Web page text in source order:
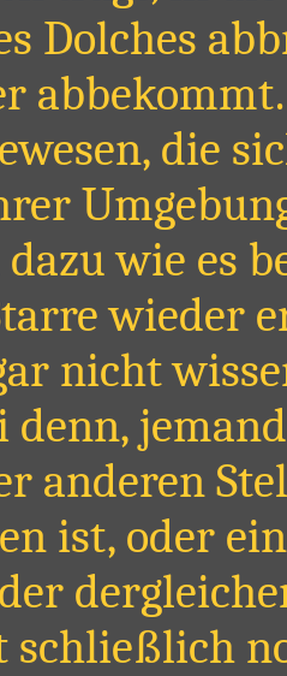
Dolches
die
wie es
wieder
nicht
denn,
anderen
ist, oder
schließlich